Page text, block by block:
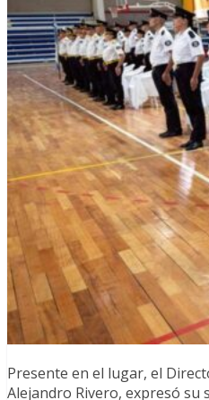
Presente en el lugar, el
Alejandro Rivero, expresó su